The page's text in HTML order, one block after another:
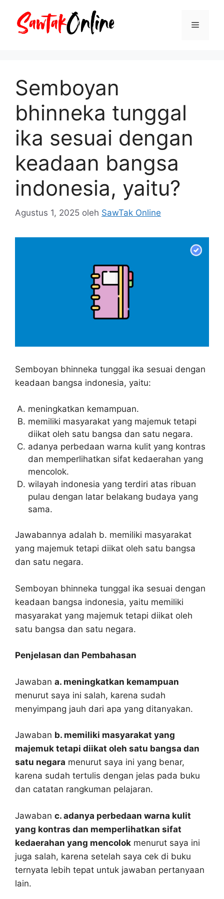
Menu
Semboyan
bhinneka tunggal
ika sesuai dengan
keadaan bangsa
indonesia, yaitu?
Agustus 1, 2025 oleh SawTak Online
Semboyan bhinneka tunggal ika sesuai dengan
keadaan bangsa indonesia, yaitu:
meningkatkan kemampuan.
memiliki masyarakat yang majemuk tetapi
diikat oleh satu bangsa dan satu negara.
adanya perbedaan warna kulit yang kontras
dan memperlihatkan sifat kedaerahan yang
mencolok.
wilayah indonesia yang terdiri atas ribuan
pulau dengan latar belakang budaya yang
sama.
Jawabannya adalah b. memiliki masyarakat
yang majemuk tetapi diikat oleh satu bangsa
dan satu negara.
Semboyan bhinneka tunggal ika sesuai dengan
keadaan bangsa indonesia, yaitu memiliki
masyarakat yang majemuk tetapi diikat oleh
satu bangsa dan satu negara.
Penjelasan dan Pembahasan
Jawaban a. meningkatkan kemampuan
menurut saya ini salah, karena sudah
menyimpang jauh dari apa yang ditanyakan.
Jawaban b. memiliki masyarakat yang
majemuk tetapi diikat oleh satu bangsa dan
satu negara menurut saya ini yang benar,
karena sudah tertulis dengan jelas pada buku
dan catatan rangkuman pelajaran.
Jawaban c. adanya perbedaan warna kulit
yang kontras dan memperlihatkan sifat
kedaerahan yang mencolok menurut saya ini
juga salah, karena setelah saya cek di buku
ternyata lebih tepat untuk jawaban pertanyaan
lain.